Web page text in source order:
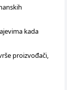
kada
proizvođači,